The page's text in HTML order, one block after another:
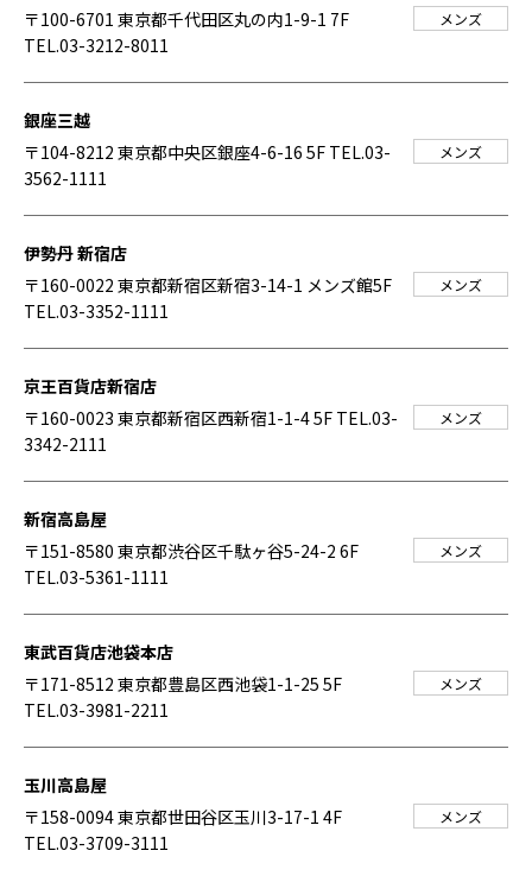
〒100-6701 東京都千代田区丸の内1-9-1 7F
TEL.03-3212-8011
メンズ
銀座三越
〒104-8212 東京都中央区銀座4-6-16 5F TEL.03-
3562-1111
メンズ
伊勢丹 新宿店
〒160-0022 東京都新宿区新宿3-14-1 メンズ館5F
TEL.03-3352-1111
メンズ
京王百貨店新宿店
〒160-0023 東京都新宿区西新宿1-1-4 5F TEL.03-
3342-2111
メンズ
新宿高島屋
〒151-8580 東京都渋谷区千駄ヶ谷5-24-2 6F
TEL.03-5361-1111
メンズ
東武百貨店池袋本店
〒171-8512 東京都豊島区西池袋1-1-25 5F
TEL.03-3981-2211
メンズ
玉川高島屋
〒158-0094 東京都世田谷区玉川3-17-1 4F
TEL.03-3709-3111
メンズ